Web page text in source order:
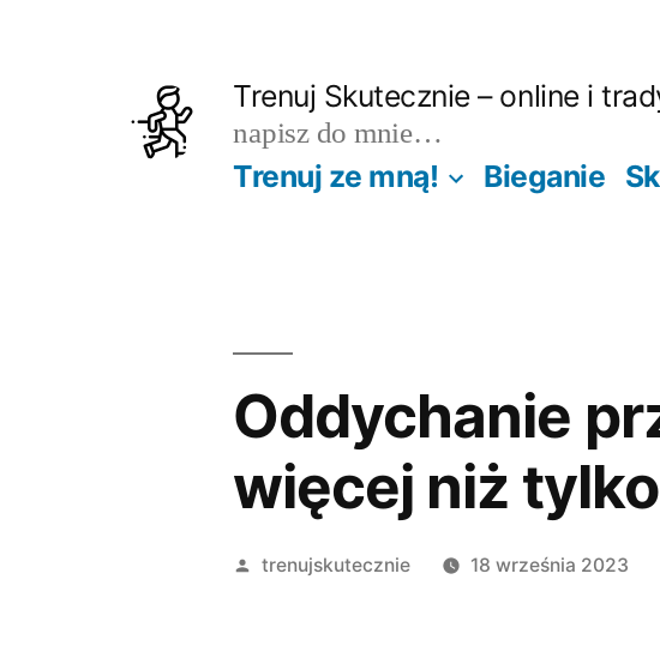
Trenuj Skutecznie – online i
napisz do mnie…
Trenuj ze mną! Bieganie
Oddychanie
więcej niż
Opublikowane
trenujskutecznie 18 września 2023